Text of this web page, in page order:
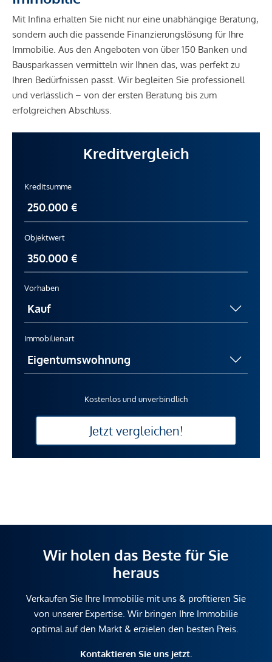
Mit Infina erhalten Sie nicht nur eine unabhängige Beratung,
sondern auch die passende Finanzierungslösung für Ihre
Immobilie. Aus den Angeboten von über 150 Banken und
Bausparkassen vermitteln wir Ihnen das, was perfekt zu
Ihren Bedürfnissen passt. Wir begleiten Sie professionell
und verlässlich – von der ersten Beratung bis zum
erfolgreichen Abschluss.
Kreditvergleich
Kreditsumme
Objektwert
Vorhaben
Immobilienart
Kostenlos und unverbindlich
Jetzt vergleichen!
Wir holen das Beste für Sie
heraus
Verkaufen Sie Ihre Immobilie mit uns & profitieren Sie
von unserer Expertise. Wir bringen Ihre Immobilie
optimal auf den Markt & erzielen den besten Preis.
Kontaktieren Sie uns jetzt.